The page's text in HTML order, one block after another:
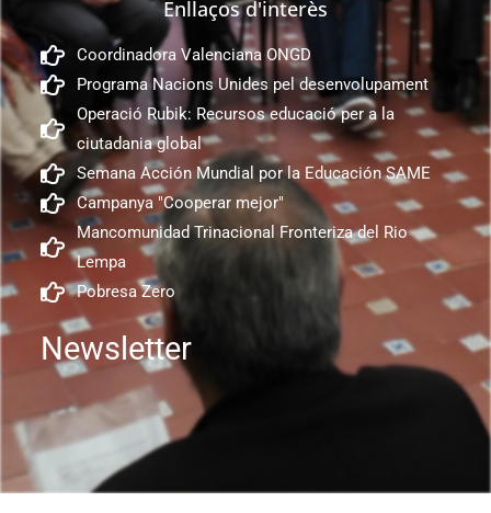
Enllaços d'interès
Coordinadora Valenciana ONGD
Programa Nacions Unides pel desenvolupament
Operació Rubik: Recursos educació per a la
ciutadania global
Semana Acción Mundial por la Educación SAME
Campanya "Cooperar mejor"
Mancomunidad Trinacional Fronteriza del Rio
Lempa
Pobresa Zero
Newsletter